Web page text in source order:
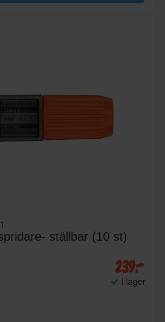
ställbar (10 st)
239:-
I lager